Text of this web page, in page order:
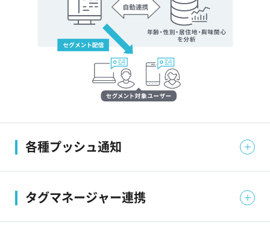
各種プッシュ通知
ュをはじめ、すべてのプッシュ配信方式に対応。お客様
のPC/スマホの通知エリアに直接アプローチできます。
タグマネージャー連携